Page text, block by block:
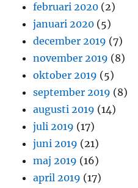
februari 2020 (2)
januari 2020 (5)
december 2019 (7)
november 2019 (8)
oktober 2019 (5)
september 2019 (8)
augusti 2019 (14)
juli 2019 (17)
juni 2019 (21)
maj 2019 (16)
april 2019 (17)